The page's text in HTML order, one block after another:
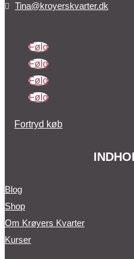
 Tina@kroyerskvarter.dk
Følg
Følg
Følg
Følg
Fortryd køb
Blog
Shop
Om Krøyers Kvarter
Kurser